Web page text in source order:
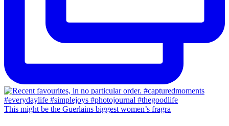
This might be the Guerlains biggest women’s fragra